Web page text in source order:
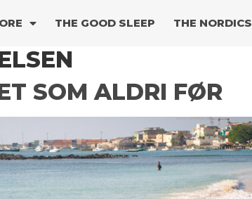
THE GOOD SLEEP THE NORDICS
SOM ALDRI FØR